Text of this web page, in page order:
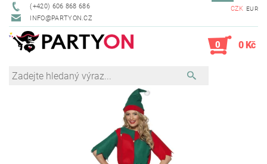
(+420) 606 868 686
INFO@PARTYON.CZ
CZK EUR
0 0 Kč